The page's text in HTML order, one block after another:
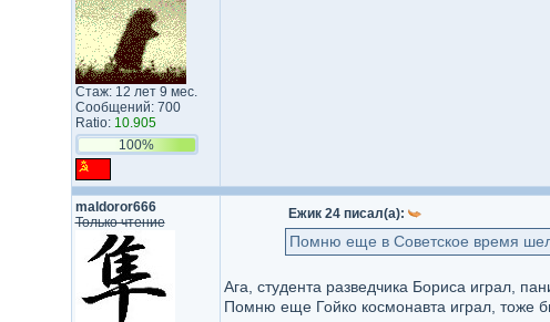
Стаж: 12 лет 9 мес.
Сообщений: 700
Ratio: 10.905
100%
maldoror666
Только чтение
Ежик 24 писал(а):
Помню еще в Советское время
Ага, студента разведчика Бориса играл,
Помню еще Гойко космонавта играл, тоже